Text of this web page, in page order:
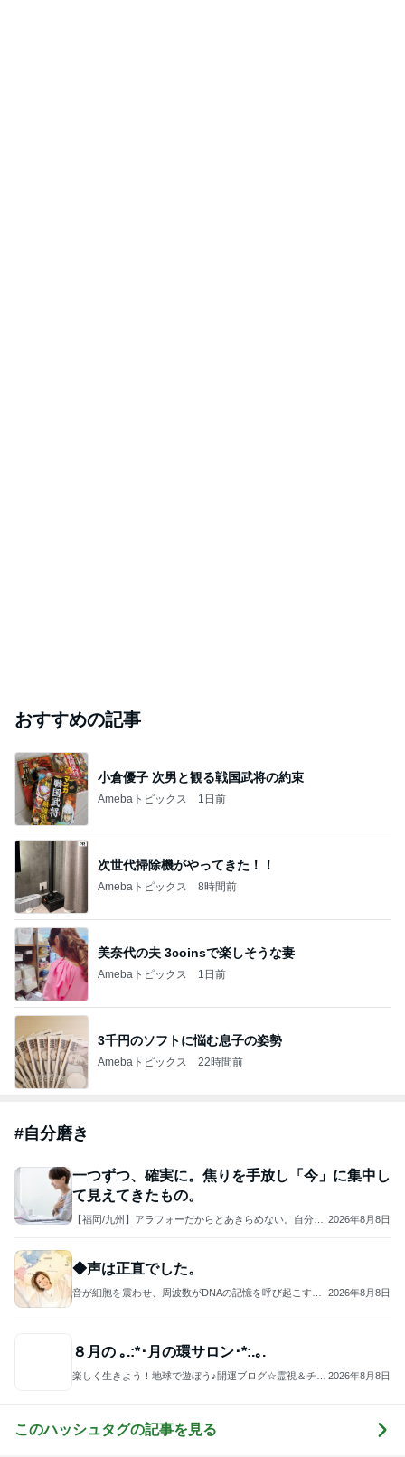
おすすめの記事
小倉優子 次男と観る戦国武将の約束
Amebaトピックス 1日前
次世代掃除機がやってきた！！
Amebaトピックス 8時間前
美奈代の夫 3coinsで楽しそうな妻
Amebaトピックス 1日前
3千円のソフトに悩む息子の姿勢
Amebaトピックス 22時間前
#自分磨き
一つずつ、確実に。焦りを手放し「今」に集中し
て見えてきたもの。
【福岡/九州】アラフォーだからとあきらめない。自分探
2026年8月8日
◆声は正直でした。
音が細胞を震わせ、周波数がDNAの記憶を呼び起こす──
2026年8月8日
８月の ｡.:*･月の環サロン･*:.｡.
楽しく生きよう！地球で遊ぼう♪開運ブログ☆霊視＆チャ
2026年8月8日
このハッシュタグの記事を見る